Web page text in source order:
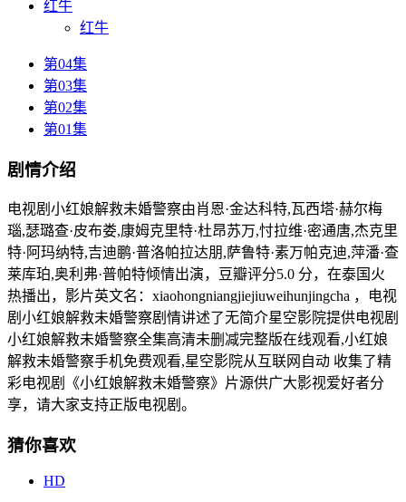
红牛
红牛
第04集
第03集
第02集
第01集
剧情介绍
电视剧小红娘解救未婚警察由肖恩·金达科特,瓦西塔·赫尔梅
瑙,瑟璐查·皮布娄,康姆克里特·杜昂苏万,忖拉维·密通唐,杰克里
特·阿玛纳特,吉迪鹏·普洛帕拉达朋,萨鲁特·素万帕克迪,萍潘·查
莱库珀,奥利弗·普帕特倾情出演，豆瓣评分5.0 分，在泰国火
热播出，影片英文名：xiaohongniangjiejiuweihunjingcha ，电视
剧小红娘解救未婚警察剧情讲述了无简介星空影院提供电视剧
小红娘解救未婚警察全集高清未删减完整版在线观看,小红娘
解救未婚警察手机免费观看,星空影院从互联网自动 收集了精
彩电视剧《小红娘解救未婚警察》片源供广大影视爱好者分
享，请大家支持正版电视剧。
猜你喜欢
HD